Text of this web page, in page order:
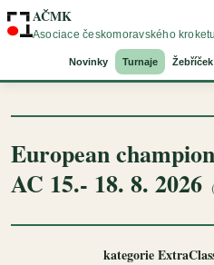
AČMK
Asociace českomoravského kroketu
Novinky Turnaje Žebříček
European
AC 15.- 18. 8. 2026
kategorie